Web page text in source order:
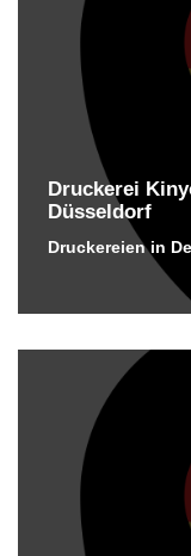
Druckerei
Düsseldorf
Druckereien in